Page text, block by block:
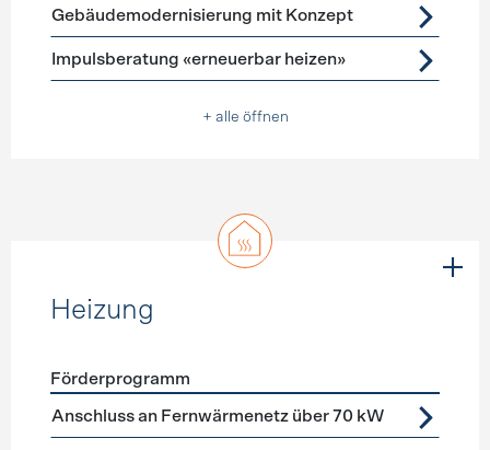
Gebäudemodernisierung mit Konzept
Impulsberatung «erneuerbar heizen»
+ alle öffnen
Heizung
Förderprogramme Heizung
Förderprogramm
Anschluss an Fernwärmenetz über 70 kW